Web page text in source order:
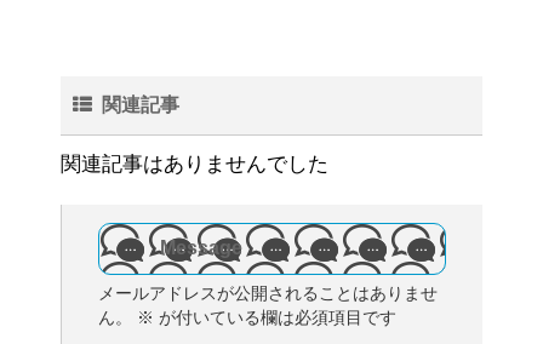
関連記事
関連記事はありませんでした
Message
メールアドレスが公開されることはありませ
ん。
※ が付いている欄は必須項目です